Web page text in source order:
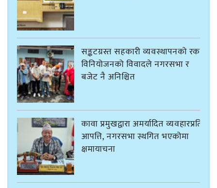
सङ्कटग्रस्त सहकारी व्यवस्थापनको रकम
विनियोजनको विवादले नगरसभा र
बजेट नै अनिश्चित
कावा प्रमुखद्वारा अमर्यादित व्यवहारप्रति
आपत्ति, नगरसभा स्थगित भएकोमा
क्षमायाचना